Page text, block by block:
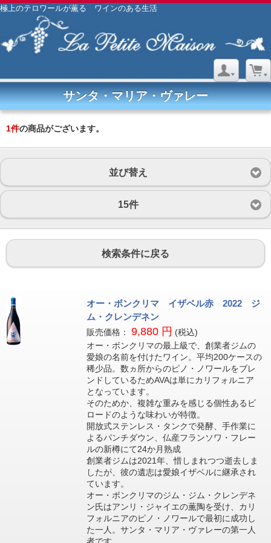
極上のテロワールが薫る ワインのある生活
サンタ・マリア・ヴァレー
1件の商品がございます。
並び替え
15件
検索条件に戻る
オー・ボンクリマ イザベル赤 2022 ジ
ム・クレンデネン
販売価格： 9,880 円 (税込)
オー・ボンクリマの最上級で、創業者ジムの
愛娘の名前を付けたワイン。平均200ケースの
稀少品。数ヵ所からのピノ・ノワールをブレ
ンドしているためAVAは単にカリフォルニア
となっています。
そのためか、複雑な重みを感じる個性あるビ
ロードのような味わいが特徴。
開放式ステンレス・タンクで発酵、手作業に
よるパンチダウン、仏産フランソワ・フレー
ルの新樽にて24か月熟成
創業者ジムは2021年、惜しまれつつ逝去しま
したが、彼の遺志は愛娘イザベルに継承され
ています。
オー・ボンクリマのジム・ジム・クレンデネ
ン氏はアンリ・ジャイエの薫陶を受け、カリ
フォルニアのピノ・ノワールで最初に成功し
た一人。サンタ・マリア・ヴァレーの第一人